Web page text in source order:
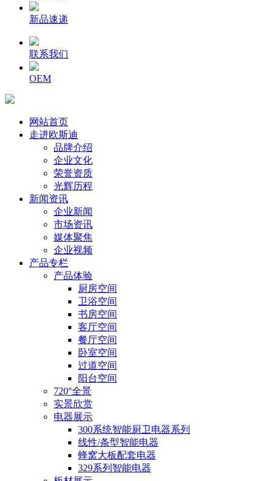
新品速递
联系我们
OEM
网站首页
走进欧斯迪
品牌介绍
企业文化
荣誉资质
光辉历程
新闻资讯
企业新闻
市场资讯
媒体聚焦
企业视频
产品专栏
产品体验
厨房空间
卫浴空间
书房空间
客厅空间
餐厅空间
卧室空间
过道空间
阳台空间
720°全景
实景欣赏
电器展示
300系统智能厨卫电器系列
线性/条型智能电器
蜂窝大板配套电器
329系列智能电器